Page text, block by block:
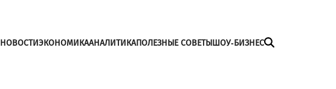
НОВОСТИЭКОНОМИКААНАЛИТИКАПОЛЕЗНЫЕ СОВЕТЫШОУ-БИЗНЕС